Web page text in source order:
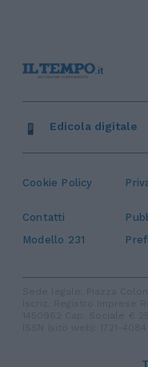
Cookie Policy
Contatti
Modello 231
Edicola digitale